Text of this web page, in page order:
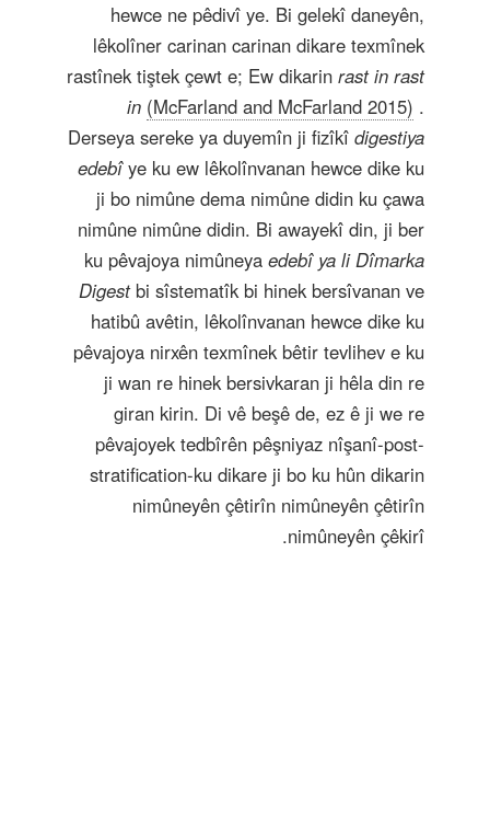
hewce ne pêdivî ye. Bi gelekî daneyên,
lêkolîner carinan carinan dikare texmînek
rastînek tiştek çewt e; Ew dikarin rast in rast
in (McFarland and McFarland 2015) .
Derseya sereke ya duyemîn ji fizîkî digestiya
edebîye ku ew lêkolînvanan hewce dike ku
ji bo nimûne dema nimûne didin ku çawa
nimûne nimûne didin. Bi awayekî din, ji ber
ku pêvajoya nimûneya edebî ya li Dîmarka
Digestbi sîstematîk bi hinek bersîvanan ve
hatibû avêtin, lêkolînvanan hewce dike ku
pêvajoya nirxên texmînek bêtir tevlihev e ku
ji wan re hinek bersivkaran ji hêla din re
giran kirin. Di vê beşê de, ez ê ji we re
pêvajoyek tedbîrên pêşniyaz nîşanî-post-
stratification-ku dikare ji bo ku hûn dikarin
nimûneyên çêtirîn nimûneyên çêtirîn
nimûneyên çêkirî.